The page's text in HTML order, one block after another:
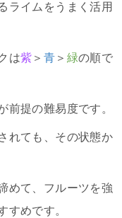
ライムをうまく活用
は紫 ＞ 青 ＞ 緑の順で
前提の難易度です。
れても、その状態か
めて、フルーツを強
すめです。